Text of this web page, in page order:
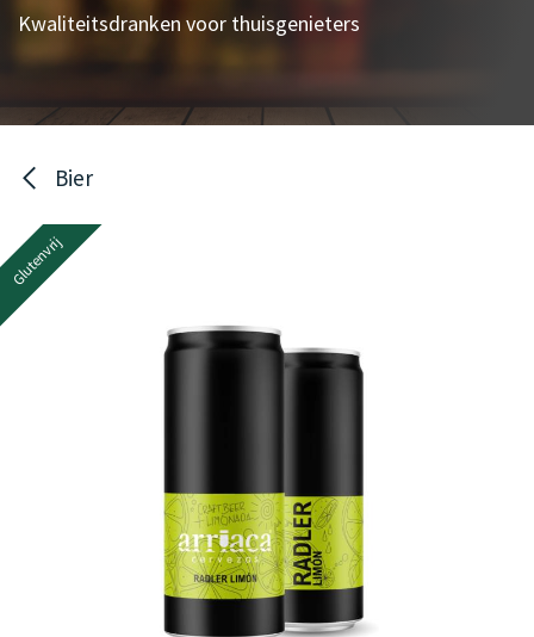
Kwaliteitsdranken voor thuisgenieters
Bier
Glutenvrij